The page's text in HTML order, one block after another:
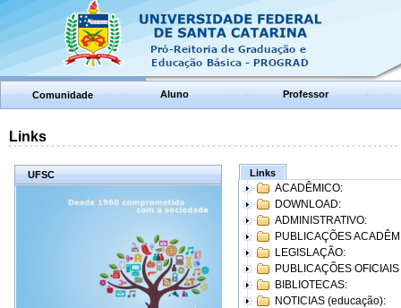
Comunidade Aluno Professor
Links
UFSC Links
ACADÊMICO:
DOWNLOAD:
ADMINISTRATIVO:
PUBLICAÇÕES
LEGISLAÇÃO:
PUBLICAÇÕES
BIBLIOTECAS:
NOTICIAS (educação):